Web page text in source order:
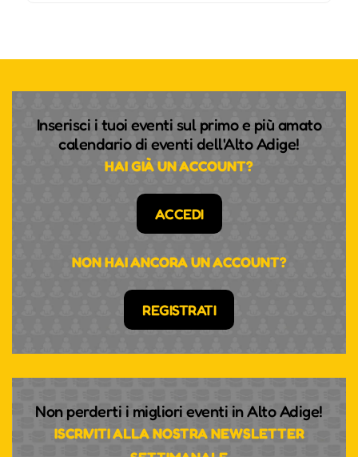
Inserisci i tuoi eventi sul primo e più amato
calendario di eventi dell'Alto Adige!
HAI GIÀ UN ACCOUNT?
ACCEDI
NON HAI ANCORA UN ACCOUNT?
REGISTRATI
Non perderti i migliori eventi in Alto Adige!
ISCRIVITI ALLA NOSTRA NEWSLETTER